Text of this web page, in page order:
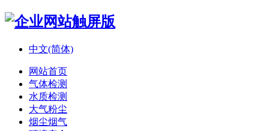
中文(简体)
网站首页
气体检测
水质检测
大气粉尘
烟尘烟气